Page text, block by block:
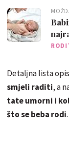
Detaljna lista
smjeli raditi, a
tate umorni i
što se beba rodi.